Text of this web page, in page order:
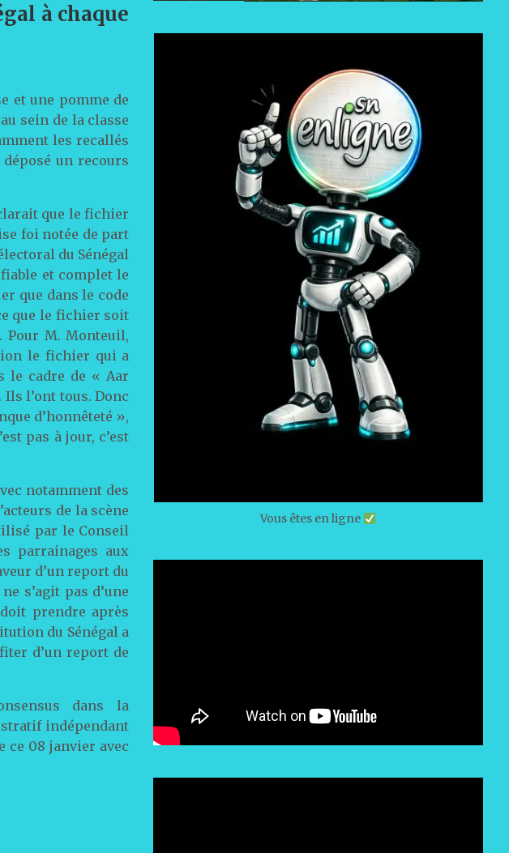
à chaque
et une pomme de
sein de la classe
les recallés
un recours
que le fichier
foi notée de part
du Sénégal
et complet le
que dans le code
que le fichier soit
Pour M. Monteuil,
le fichier qui a
le cadre de « Aar
l’ont tous. Donc
d’honnêteté »,
pas à jour, c’est
notamment des
de la scène
par le Conseil
parrainages aux
d’un report du
s’agit pas d’une
prendre après
du Sénégal a
d’un report de
dans la
indépendant
ce 08 janvier avec
Vous êtes en ligne